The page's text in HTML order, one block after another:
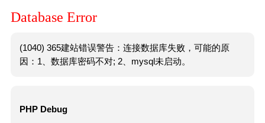
Database Error
(1040) 365建站错误警告：连接数据库失败，可能的原
因：1、数据库密码不对; 2、mysql未启动。
PHP Debug